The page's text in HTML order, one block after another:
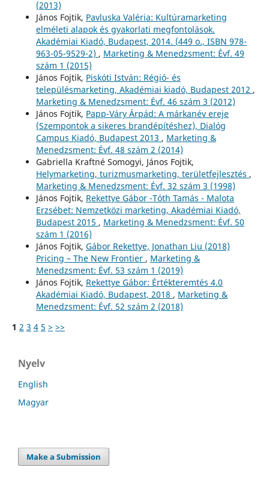
(2013)
János Fojtik, Pavluska Valéria: Kultúramarketing
elméleti alapok és gyakorlati megfontolások.
Akadémiai Kiadó, Budapest, 2014. (449 o., ISBN 978-
963-05-9529-2) , Marketing & Menedzsment: Évf. 49
szám 1 (2015)
János Fojtik, Piskóti István: Régió- és
településmarketing, Akadémiai kiadó, Budapest 2012 ,
Marketing & Menedzsment: Évf. 46 szám 3 (2012)
János Fojtik, Papp-Váry Árpád: A márkanév ereje
(Szempontok a sikeres brandépítéshez), Dialóg
Campus Kiadó, Budapest 2013 , Marketing &
Menedzsment: Évf. 48 szám 2 (2014)
Gabriella Kraftné Somogyi, János Fojtik,
Helymarketing, turizmusmarketing, területfejlesztés ,
Marketing & Menedzsment: Évf. 32 szám 3 (1998)
János Fojtik, Rekettye Gábor -Tóth Tamás - Malota
Erzsébet: Nemzetközi marketing, Akadémiai Kiadó,
Budapest 2015 , Marketing & Menedzsment: Évf. 50
szám 1 (2016)
János Fojtik, Gábor Rekettye, Jonathan Liu (2018)
Pricing – The New Frontier , Marketing &
Menedzsment: Évf. 53 szám 1 (2019)
János Fojtik, Rekettye Gábor: Értékteremtés 4.0
Akadémiai Kiadó, Budapest, 2018 , Marketing &
Menedzsment: Évf. 52 szám 2 (2018)
1 2 3 4 5 > >>
Nyelv
English
Magyar
Make a Submission